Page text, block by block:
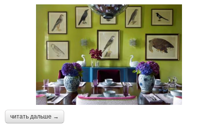
читать дальше →